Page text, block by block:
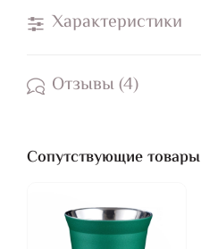
Характеристики
Отзывы (4)
Сопутствующие товары